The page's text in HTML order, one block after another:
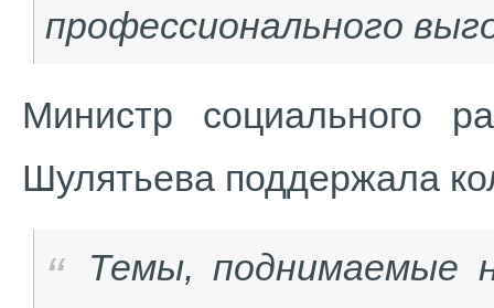
профессионального
Министр социального
Шулятьева поддержала
Темы, поднимаемые